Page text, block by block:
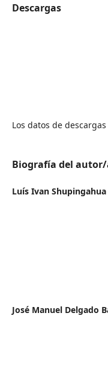
Descargas
Los datos de
Biografía del
Luís Ivan Shupingahua
José Manuel Delgado